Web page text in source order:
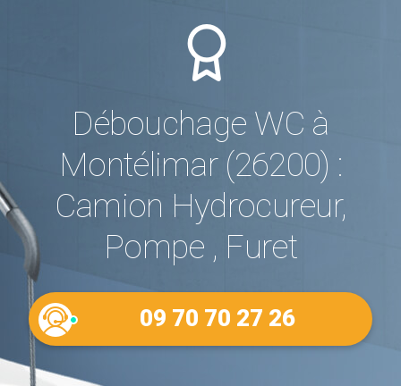
Débouchage WC à
Montélimar (26200) :
Camion Hydrocureur,
Pompe , Furet
09 70 70 27 26